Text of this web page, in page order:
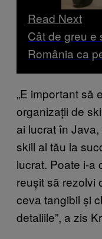
Read Next
Cât de greu e
România ca
„E important să
organizații de
ai lucrat în
skill al tău la
lucrat. Poate i-a
reușit să rezolvi
ceva tangibil și
detaliile”, a zis